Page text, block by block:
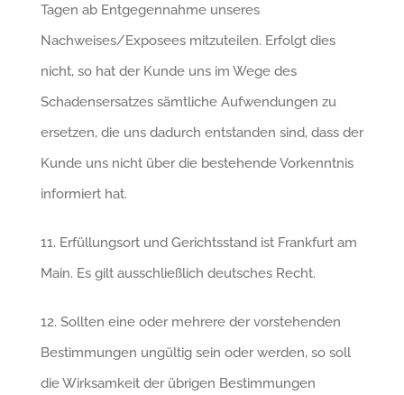
Tagen ab Entgegennahme unseres
Nachweises/Exposees mitzuteilen. Erfolgt dies
nicht, so hat der Kunde uns im Wege des
Schadensersatzes sämtliche Aufwendungen zu
ersetzen, die uns dadurch entstanden sind, dass der
Kunde uns nicht über die bestehende Vorkenntnis
informiert hat.
11. Erfüllungsort und Gerichtsstand ist Frankfurt am
Main. Es gilt ausschließlich deutsches Recht.
12. Sollten eine oder mehrere der vorstehenden
Bestimmungen ungültig sein oder werden, so soll
die Wirksamkeit der übrigen Bestimmungen